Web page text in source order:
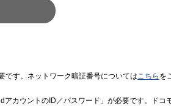
です。ネットワーク暗証番号についてはこちら を
カウントのID／パスワード」が必要です。ドコ